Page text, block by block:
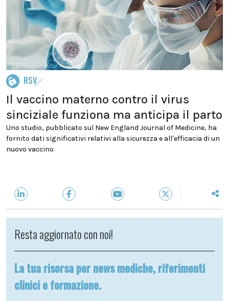
RSV
Il vaccino materno contro il virus
sinciziale funziona ma anticipa il parto
Uno studio, pubblicato sul New England Journal of Medicine, ha
fornito dati significativi relativi alla sicurezza e all'efficacia di un
nuovo vaccino
Resta aggiornato con noi!
La tua risorsa per news mediche, riferimenti
clinici e formazione.